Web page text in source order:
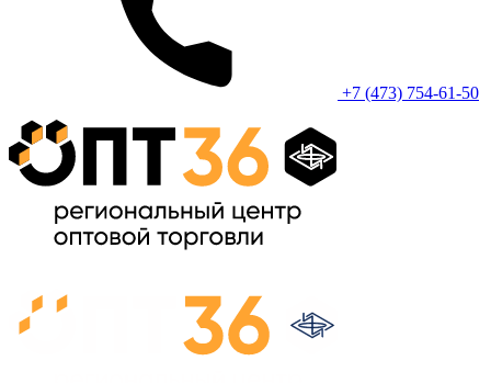
+7 (473) 754-61-50